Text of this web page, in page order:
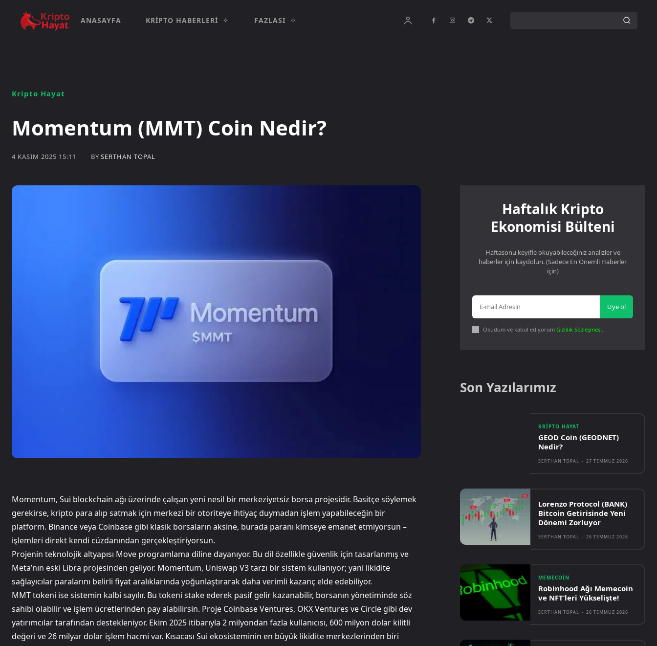
ANASAYFA KRIPTO HABERLERI FAZLASI
Kripto Hayat
Momentum (MMT) Coin Nedir?
4 KASIM 2025 15:11 BY SERTHAN TOPAL
Momentum, Sui blockchain ağı üzerinde çalışan yeni nesil bir merkeziyetsiz borsa projesidir. Basitçe söylemek
gerekirse, kripto para alıp satmak için merkezi bir otoriteye ihtiyaç duymadan işlem yapabileceğin bir
platform. Binance veya Coinbase gibi klasik borsaların aksine, burada paranı kimseye emanet etmiyorsun –
işlemleri direkt kendi cüzdanından gerçekleştiriyorsun.
Projenin teknolojik altyapısı Move programlama diline dayanıyor. Bu dil özellikle güvenlik için tasarlanmış ve
Meta’nın eski Libra projesinden geliyor. Momentum, Uniswap V3 tarzı bir sistem kullanıyor; yani likidite
sağlayıcılar paralarını belirli fiyat aralıklarında yoğunlaştırarak daha verimli kazanç elde edebiliyor.
MMT tokeni ise sistemin kalbi sayılır. Bu tokeni stake ederek pasif gelir kazanabilir, borsanın yönetiminde söz
sahibi olabilir ve işlem ücretlerinden pay alabilirsin. Proje Coinbase Ventures, OKX Ventures ve Circle gibi dev
yatırımcılar tarafından destekleniyor. Ekim 2025 itibarıyla 2 milyondan fazla kullanıcısı, 600 milyon dolar kilitli
değeri ve 26 milyar dolar işlem hacmi var. Kısacası Sui ekosisteminin en büyük likidite merkezlerinden biri
Haftalık Kripto
Ekonomisi Bülteni
Haftasonu keyifle okuyabileceğiniz analizler ve
haberler için kaydolun. (Sadece En Önemli Haberler
için)
Üye ol
Okudum ve kabul ediyorumGizlilik Sözleşmesi.
Son Yazılarımız
KRIPTO HAYAT
GEOD Coin (GEODNET)
Nedir?
SERTHAN TOPAL - 27 TEMMUZ 2026
Lorenzo Protocol (BANK)
Bitcoin Getirisinde Yeni
Dönemi Zorluyor
SERTHAN TOPAL - 26 TEMMUZ 2026
MEMECOIN
Robinhood Ağı Memecoin
ve NFT’leri Yükselişte!
SERTHAN TOPAL - 26 TEMMUZ 2026